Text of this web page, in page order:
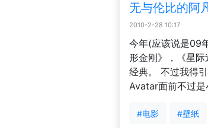
无与伦比的阿
2010-2-28 10:17
今年(应该说是09
形金刚》，《星
经典。 不过我得
Avatar面前不过是
#电影 #壁纸